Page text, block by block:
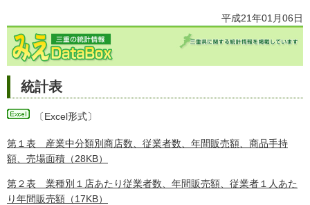
平成21年01月06日
統計表
〔Excel形式〕
第１表 産業中分類別商店数、従業者数、年間販売額、商品手持
額、売場面積（28KB）
第２表 業種別１店あたり従業者数、年間販売額、従業者１人あた
り年間販売額（17KB）